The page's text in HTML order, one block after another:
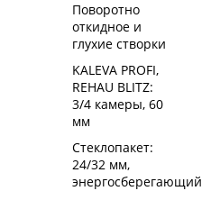
Поворотно
откидное и
глухие створки
KALEVA PROFI,
REHAU BLITZ:
3/4 камеры, 60
мм
Стеклопакет:
24/32 мм,
энергосберегающий